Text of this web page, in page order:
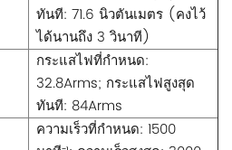
ทันที: 71.6 นิวตันเมตร (คงไว้
ได้นานถึง 3 วินาที)
กระแสไฟที่กำหนด:
32.8Arms; กระแสไฟสูงสุด
ทันที: 84Arms
ความเร็วที่กำหนด: 1500